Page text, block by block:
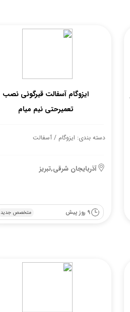
ایزوگام آسفالت قیرگونی نصب
تعمیرحتی نیم میام
دسته بندی: ایزوگام / آسفالت
آذربایجان شرقی,تبریز
متخصص جدید 9 روز پیش